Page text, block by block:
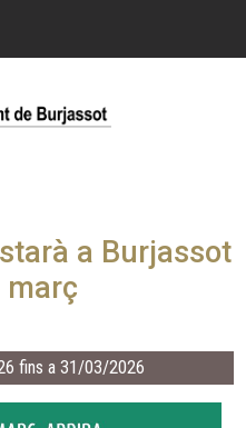
a Burjassot
març
fins a 31/03/2026